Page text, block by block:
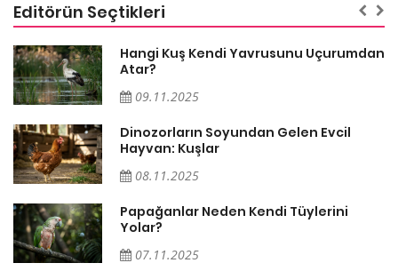
Editörün Seçtikleri
Hangi Kuş Kendi Yavrusunu Uçurumdan
Atar?
09.11.2025
Dinozorların Soyundan Gelen Evcil
Hayvan: Kuşlar
08.11.2025
Papağanlar Neden Kendi Tüylerini
Yolar?
07.11.2025